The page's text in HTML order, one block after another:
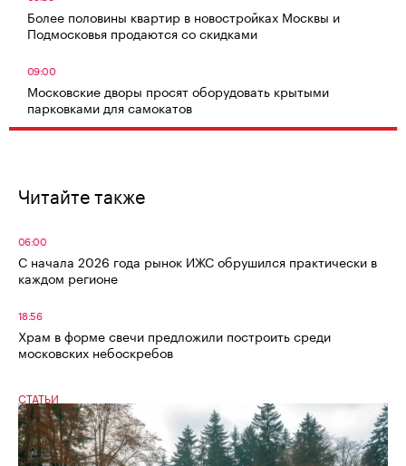
Более половины квартир в новостройках Москвы и
Подмосковья продаются со скидками
09:00
Московские дворы просят оборудовать крытыми
парковками для самокатов
Читайте также
06:00
С начала 2026 года рынок ИЖС обрушился практически в
каждом регионе
18:56
Храм в форме свечи предложили построить среди
московских небоскребов
СТАТЬИ